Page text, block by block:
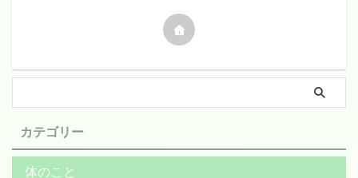
カテゴリー
体のこと